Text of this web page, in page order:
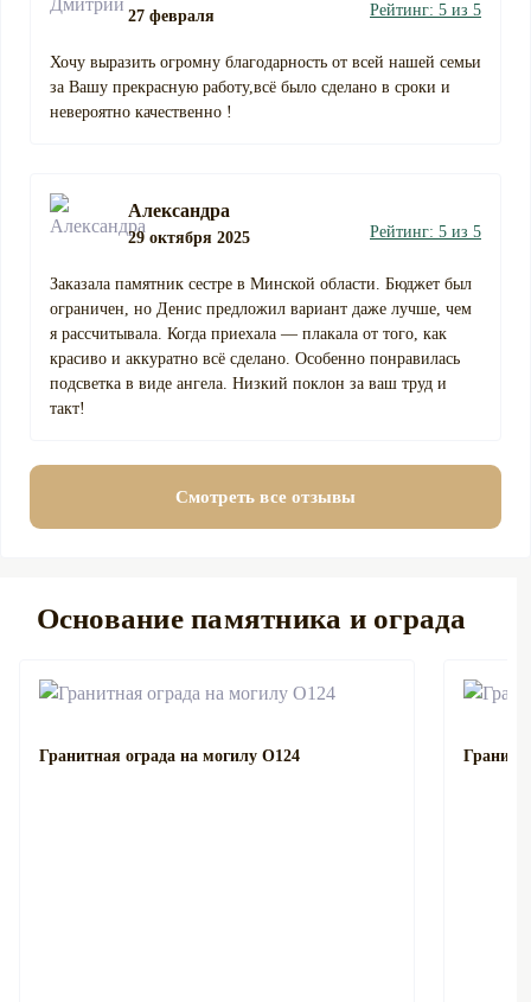
27 февраля Рейтинг: 5 из 5
Хочу выразить огромну благодарность от всей нашей семьи
за Вашу прекрасную работу,всё было сделано в сроки и
невероятно качественно !
Александра
29 октября 2025 Рейтинг: 5 из 5
Заказала памятник сестре в Минской области. Бюджет был
ограничен, но Денис предложил вариант даже лучше, чем
я рассчитывала. Когда приехала — плакала от того, как
красиво и аккуратно всё сделано. Особенно понравилась
подсветка в виде ангела. Низкий поклон за ваш труд и
такт!
Смотреть все отзывы
Основание памятника и ограда
Гранитная ограда на могилу О124